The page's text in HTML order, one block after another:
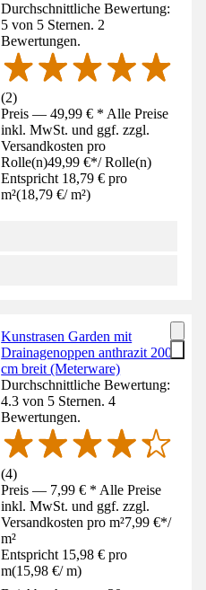
Durchschnittliche Bewertung:
5 von 5 Sternen. 2
Bewertungen.
(2)
Preis — 49,99 € * Alle Preise
inkl. MwSt. und ggf. zzgl.
Versandkosten pro
Rolle(n)49,99 €*/ Rolle(n)
Entspricht 18,79 € pro
m²(18,79 €/ m²)
Kunstrasen Garden mit
Drainagenoppen anthrazit 200
cm breit (Meterware)
Durchschnittliche Bewertung:
4.3 von 5 Sternen. 4
Bewertungen.
(4)
Preis — 7,99 € * Alle Preise
inkl. MwSt. und ggf. zzgl.
Versandkosten pro m²7,99 €*/
m²
Entspricht 15,98 € pro
m(15,98 €/ m)